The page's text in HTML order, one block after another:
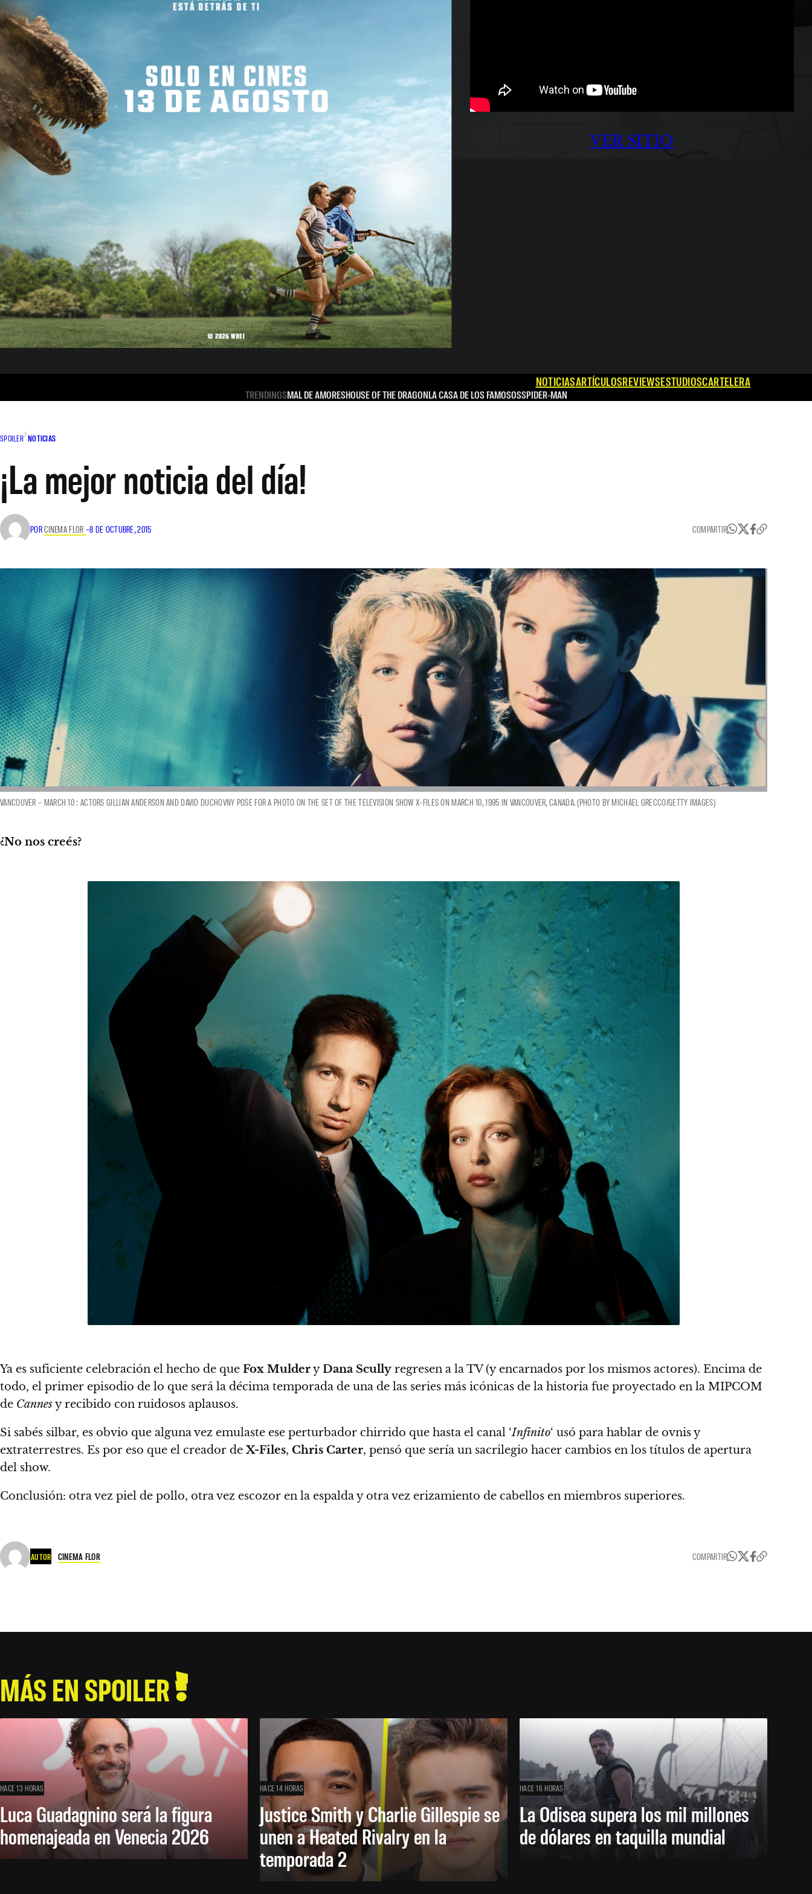
VER SITIO
NOTICIASARTÍCULOSREVIEWSESTUDIOSCARTELERA
TRENDINGSMAL DE AMORESHOUSE OF THE DRAGONLA CASA DE LOS FAMOSOSSPIDER-MAN
SPOILER NOTICIAS
¡La mejor noticia del día!
PORCINEMA FLOR –8 DE OCTUBRE, 2015 COMPARTIR
VANCOUVER – MARCH 10 : ACTORS GILLIAN ANDERSON AND DAVID DUCHOVNY POSE FOR A PHOTO ON THE SET OF THE TELEVISION SHOW X-FILES ON MARCH 10, 1995 IN VANCOUVER, CANADA. (PHOTO BY MICHAEL GRECCO/GETTY IMAGES)
¿No nos creés?
Ya es suficiente celebración el hecho de que Fox MulderyDana Scully regresen a la TV (y encarnados por los mismos actores). Encima de
todo, el primer episodio de lo que será la décima temporada de una de las series más icónicas de la historia fue proyectado en la MIPCOM
de Cannesy recibido con ruidosos aplausos.
Si sabés silbar, es obvio que alguna vez emulaste ese perturbador chirrido que hasta el canal ‘Infinito‘ usó para hablar de ovnis y
extraterrestres. Es por eso que el creador de X-Files, Chris Carter, pensó que sería un sacrilegio hacer cambios en los títulos de apertura
del show.
Conclusión: otra vez piel de pollo, otra vez escozor en la espalda y otra vez erizamiento de cabellos en miembros superiores.
AUTOR CINEMA FLOR COMPARTIR
MÁS EN SPOILER
HACE 13 HORAS
Luca Guadagnino será la figura
homenajeada en Venecia 2026
HACE 14 HORAS
Justice Smith y Charlie Gillespie se
unen a Heated Rivalry en la
temporada 2
HACE 16 HORAS
La Odisea supera los mil millones
de dólares en taquilla mundial